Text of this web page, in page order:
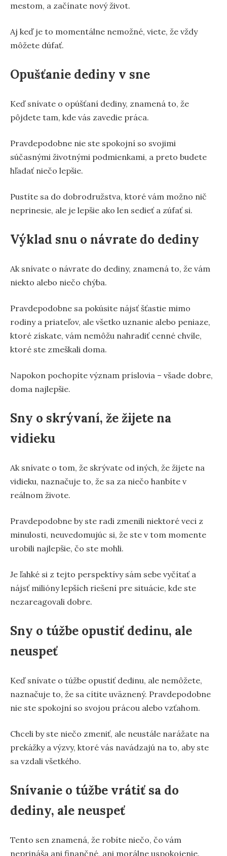
mestom, a začínate nový život.
Aj keď je to momentálne nemožné, viete, že vždy
môžete dúfať.
Opušťanie dediny v sne
Keď snívate o opúšťaní dediny, znamená to, že
pôjdete tam, kde vás zavedie práca.
Pravdepodobne nie ste spokojní so svojimi
súčasnými životnými podmienkami, a preto budete
hľadať niečo lepšie.
Pustíte sa do dobrodružstva, ktoré vám možno nič
neprinesie, ale je lepšie ako len sedieť a zúfať si.
Výklad snu o návrate do dediny
Ak snívate o návrate do dediny, znamená to, že vám
niekto alebo niečo chýba.
Pravdepodobne sa pokúsite nájsť šťastie mimo
rodiny a priateľov, ale všetko uznanie alebo peniaze,
ktoré získate, vám nemôžu nahradiť cenné chvíle,
ktoré ste zmeškali doma.
Napokon pochopíte význam príslovia – všade dobre,
doma najlepšie.
Sny o skrývaní, že žijete na
vidieku
Ak snívate o tom, že skrývate od iných, že žijete na
vidieku, naznačuje to, že sa za niečo hanbíte v
reálnom živote.
Pravdepodobne by ste radi zmenili niektoré veci z
minulosti, neuvedomujúc si, že ste v tom momente
urobili najlepšie, čo ste mohli.
Je ľahké si z tejto perspektívy sám sebe vyčítať a
nájsť milióny lepších riešení pre situácie, kde ste
nezareagovali dobre.
Sny o túžbe opustiť dedinu, ale
neuspeť
Keď snívate o túžbe opustiť dedinu, ale nemôžete,
naznačuje to, že sa cítite uväznený. Pravdepodobne
nie ste spokojní so svojou prácou alebo vzťahom.
Chceli by ste niečo zmeniť, ale neustále narážate na
prekážky a výzvy, ktoré vás navádzajú na to, aby ste
sa vzdali všetkého.
Snívanie o túžbe vrátiť sa do
dediny, ale neuspeť
Tento sen znamená, že robíte niečo, čo vám
neprináša ani finančné, ani morálne uspokojenie.